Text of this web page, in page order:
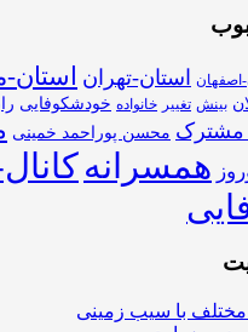
اصفهان استان-تهران
بینش تغییر خانواده خودشکوفایی
مشترک محسن پوراحمد خمینی
همسرانه